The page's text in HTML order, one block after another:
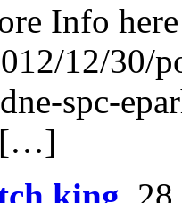
Info here
12/30/
spc-
[…]
king